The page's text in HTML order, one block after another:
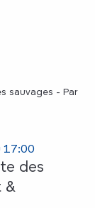
sauvages - Par
17:00
des
&